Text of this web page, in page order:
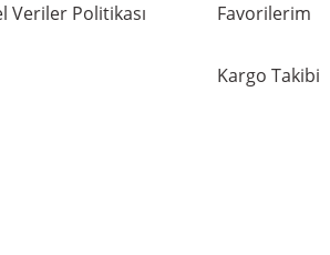
Veriler Politikası Favorilerim
Kargo Takibi